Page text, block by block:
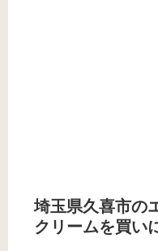
埼玉県久喜市の
クリームを買い